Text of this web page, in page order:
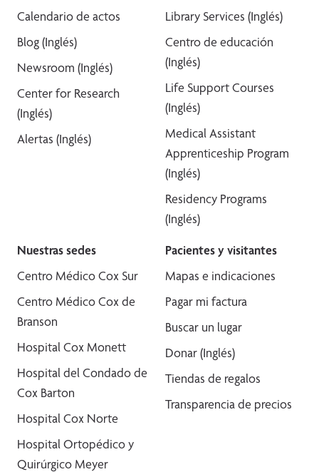
Calendario de actos
Blog (Inglés)
Newsroom (Inglés)
Center for Research
(Inglés)
Alertas (Inglés)
Library Services (Inglés)
Centro de educación
(Inglés)
Life Support Courses
(Inglés)
Medical Assistant
Apprenticeship Program
(Inglés)
Residency Programs
(Inglés)
Nuestras sedes
Centro Médico Cox Sur
Centro Médico Cox de
Branson
Hospital Cox Monett
Hospital del Condado de
Cox Barton
Hospital Cox Norte
Hospital Ortopédico y
Quirúrgico Meyer
Pacientes y visitantes
Mapas e indicaciones
Pagar mi factura
Buscar un lugar
Donar (Inglés)
Tiendas de regalos
Transparencia de precios